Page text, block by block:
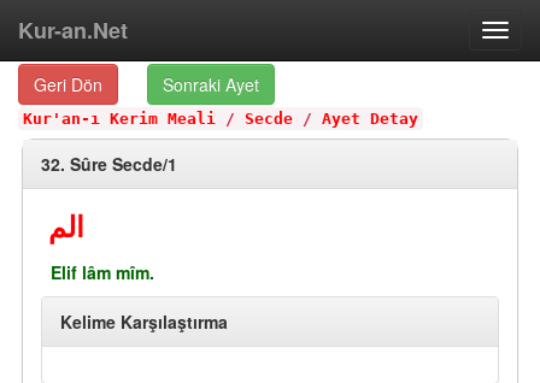
Kur-an.Net
Geri Dön Sonraki Ayet
Kur'an-ı Kerim Meali / Secde / Ayet Detay
32. Sûre Secde/1
الم
Elif lâm mîm.
Kelime Karşılaştırma